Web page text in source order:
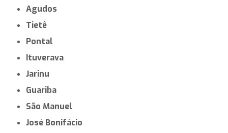
Agudos
Tietê
Pontal
Ituverava
Jarinu
Guariba
São Manuel
José Bonifácio